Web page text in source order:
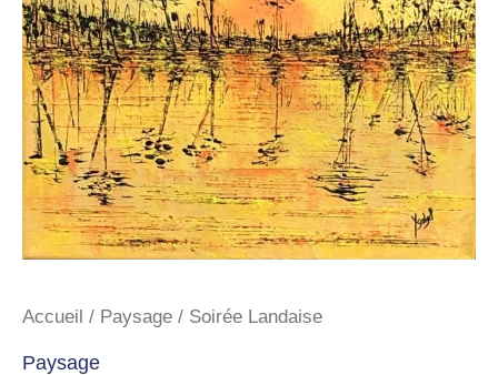
Accueil / Paysage / Soirée Landaise
Paysage
60,00€.45,00€.